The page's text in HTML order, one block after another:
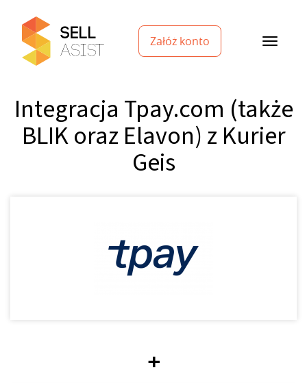
Załóż konto
Integracja Tpay.com (także
BLIK oraz Elavon) z Kurier
Geis
+